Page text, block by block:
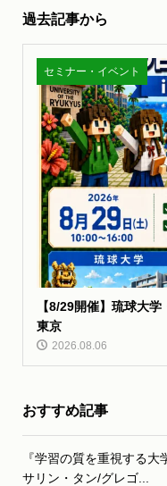
過去記事から
セミナー・イベント
【8/29開催】琉球大
東京
2026.08.06
おすすめ記事
『学習の質を重視する
サリン・タン/グレゴ...